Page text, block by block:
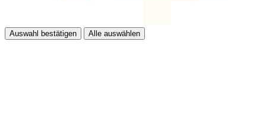
Auswahl bestätigen Alle auswählen